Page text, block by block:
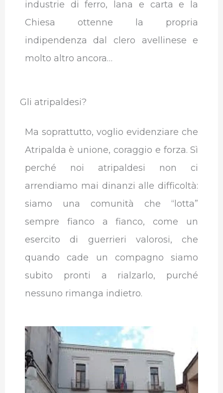
industrie di ferro, lana e carta e la
Chiesa ottenne la propria
indipendenza dal clero avellinese e
molto altro ancora…
Gli atripaldesi?
Ma soprattutto, voglio evidenziare che
Atripalda è unione, coraggio e forza. Sì
perché noi atripaldesi non ci
arrendiamo mai dinanzi alle difficoltà:
siamo una comunità che “lotta”
sempre fianco a fianco, come un
esercito di guerrieri valorosi, che
quando cade un compagno siamo
subito pronti a rialzarlo, purché
nessuno rimanga indietro.